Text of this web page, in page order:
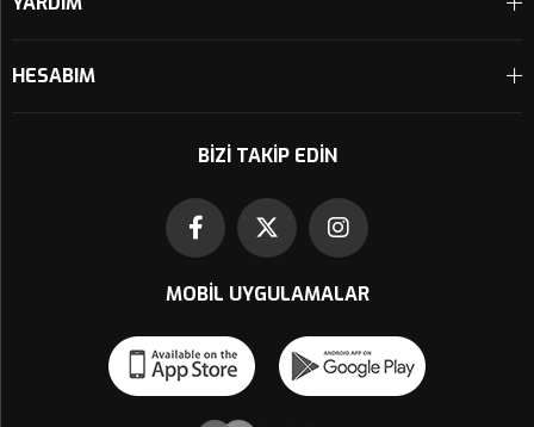
HESABIM
BIZI TAKIP EDIN
MOBIL UYGULAMALAR